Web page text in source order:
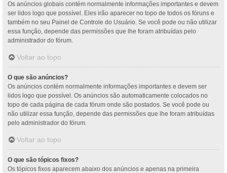
Os anúncios globais contém normalmente informações importantes e devem
ser lidos logo que possível. Eles irão aparecer no topo de todos os fóruns e
também no seu Painel de Controle do Usuário. Se você pode ou não utilizar
essa função, depende das permissões que lhe foram atribuídas pelo
administrador do fórum.
Voltar ao topo
O que são anúncios?
Os anúncios contém normalmente informações importantes e devem ser
lidos logo que possível. Os anúncios são automaticamente colocados no
topo de cada página de cada fórum onde são postados. Se você pode ou
não utilizar essa função, depende das permissões que lhe foram atribuídas
pelo administrador do fórum.
Voltar ao topo
O que são tópicos fixos?
Os tópicos fixos aparecem abaixo dos anúncios e apenas na primeira